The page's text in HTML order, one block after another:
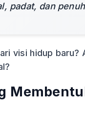
padat, dan
visi hidup